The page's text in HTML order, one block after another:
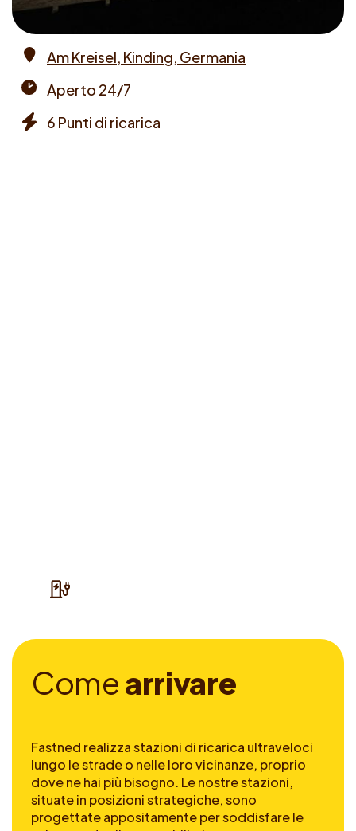
Am Kreisel, Kinding, Germania
times
Aperto 24/7
6 Punti di ricarica
Comearrivare
Fastned realizza stazioni di ricarica ultraveloci
lungo le strade o nelle loro vicinanze, proprio
dove ne hai più bisogno. Le nostre stazioni,
situate in posizioni strategiche, sono
progettate appositamente per soddisfare le